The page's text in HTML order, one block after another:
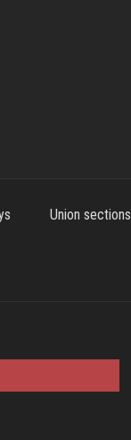
Union sections